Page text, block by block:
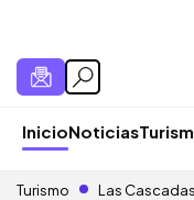
InicioNoticias
Turismo Las Cascadas